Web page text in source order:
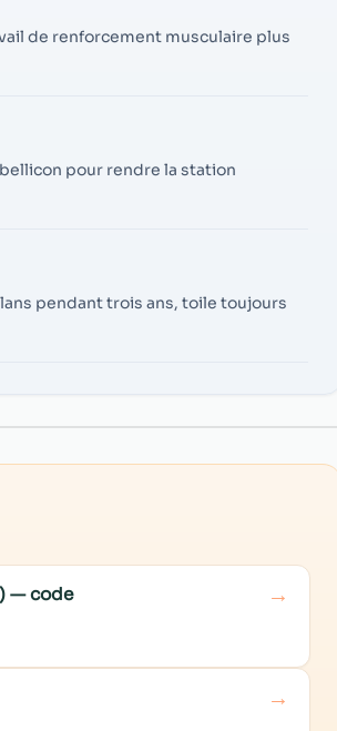
de renforcement musculaire plus
pour rendre la station
pendant trois ans, toile toujours
— code →
→